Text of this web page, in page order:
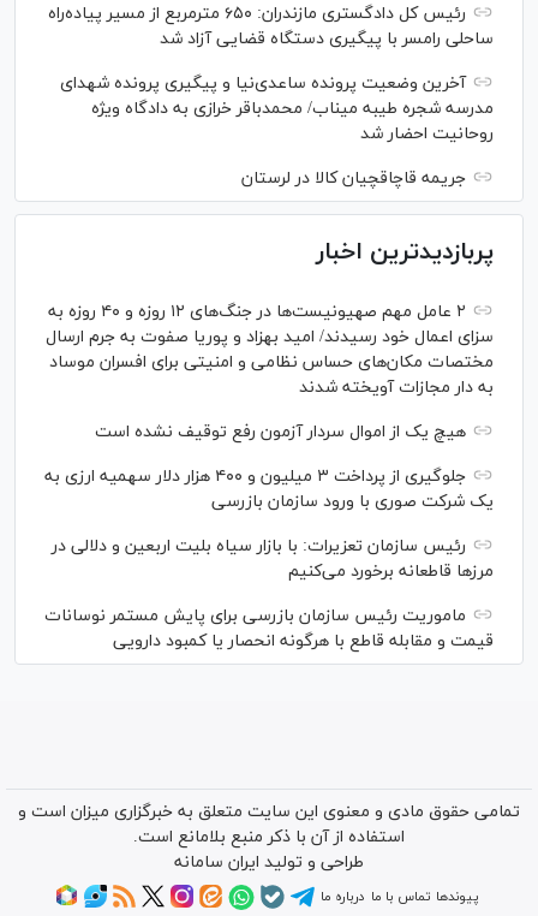
رئیس کل دادگستری مازندران: ۶۵۰ مترمربع از مسیر پیاده‌راه
ساحلی رامسر با پیگیری دستگاه قضایی آزاد شد
آخرین وضعیت پرونده ساعدی‌نیا و پیگیری پرونده شهدای
مدرسه شجره طیبه میناب/ محمدباقر خرازی به دادگاه ویژه
روحانیت احضار شد
جریمه قاچاقچیان کالا در لرستان
پربازدیدترین اخبار
۲ عامل مهم صهیونیست‌ها در جنگ‌های ۱۲ روزه و ۴۰ روزه به
سزای اعمال خود رسیدند/ امید بهزاد و پوریا صفوت به جرم ارسال
مختصات مکان‌های حساس نظامی و امنیتی برای افسران موساد
به دار مجازات آویخته شدند
هیچ یک از اموال سردار آزمون رفع توقیف نشده است
جلوگیری از پرداخت ۳ میلیون و ۴۰۰ هزار دلار سهمیه ارزی به
یک شرکت صوری با ورود سازمان بازرسی
رئیس سازمان تعزیرات: با بازار سیاه بلیت اربعین و دلالی در
مرز‌ها قاطعانه برخورد می‌کنیم
ماموریت رئیس سازمان بازرسی برای پایش مستمر نوسانات
قیمت و مقابله قاطع با هرگونه انحصار یا کمبود دارویی
تمامی حقوق مادی و معنوی این سایت متعلق به خبرگزاری میزان است و
استفاده از آن با ذکر منبع بلامانع است.
طراحی و تولید ایران سامانه
پیوندها تماس با ما درباره ما